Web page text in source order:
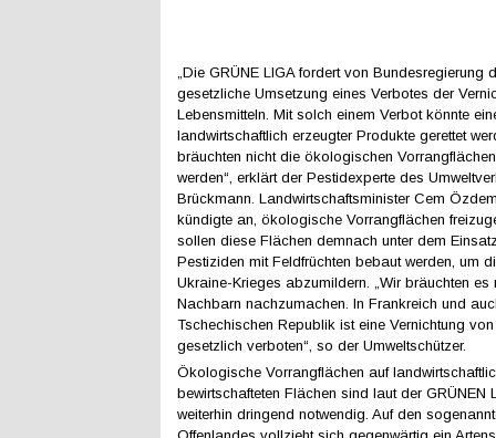
„Die GRÜNE LIGA fordert von Bundesregierung
gesetzliche Umsetzung eines Verbotes der
Lebensmitteln. Mit solch einem Verbot könnte
landwirtschaftlich erzeugter Produkte gerettet
bräuchten nicht die ökologischen
werden“, erklärt der Pestidexperte des
Brückmann. Landwirtschaftsminister Cem
kündigte an, ökologische Vorrangflächen
sollen diese Flächen demnach unter dem
Pestiziden mit Feldfrüchten bebaut werden, um
Ukraine-Krieges abzumildern. „Wir bräuchten es
Nachbarn nachzumachen. In Frankreich und
Tschechischen Republik ist eine Vernichtung
gesetzlich verboten“, so der Umweltschützer.
Ökologische Vorrangflächen auf
bewirtschafteten Flächen sind laut der GRÜNEN
weiterhin dringend notwendig. Auf den